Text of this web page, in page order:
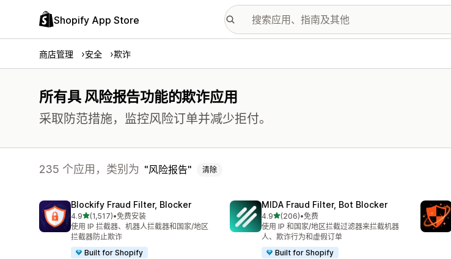
Shopify App Store
商店管理 安全 欺诈
所有具 风险报告功能的欺诈应用
采取防范措施，监控风险订单并减少拒付。
235 个应用，类别为 风险报告 清除
Blockify Fraud Filter, Blocker
4.9星（满分 5 星）
(1,517)
总共 1517 条评论
•免费安装
使用 IP 拦截器、机器人拦截器和国家/地区
拦截器防止欺诈
Built for Shopify
MIDA Fraud Filter, Bot Blocker
4.9星（满分 5 星）
(206)
总共 206 条评论
•免费
使用 IP 和国家/地区拦截过滤器来拦截机器
人、欺诈行为和虚假订单
Built for Shopify